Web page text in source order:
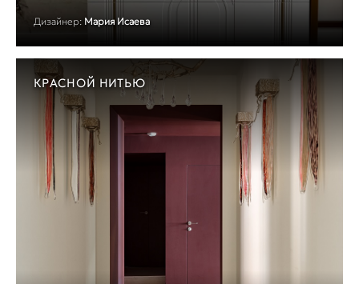
Дизайнер: Мария Исаева
КРАСНОЙ НИТЬЮ